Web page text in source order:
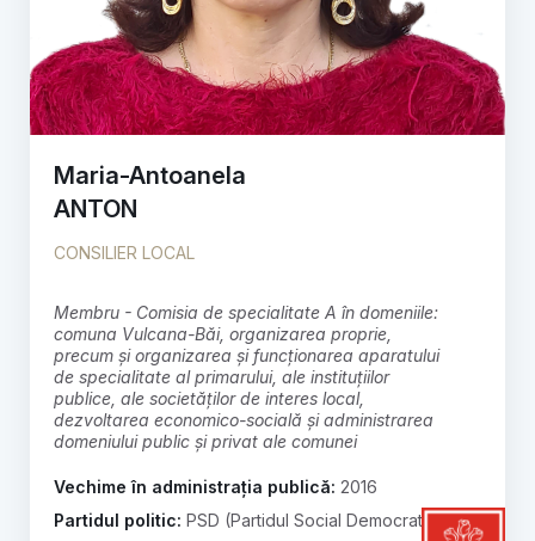
Maria-Antoanela
ANTON
CONSILIER LOCAL
membru - Comisia de specialitate A în domeniile:
comuna Vulcana-Băi, organizarea proprie,
precum și organizarea și funcționarea aparatului
de specialitate al primarului, ale instituțiilor
publice, ale societăților de interes local,
dezvoltarea economico-socială și administrarea
domeniului public și privat ale comunei
Vechime în administrația publică: 2016
Partidul politic: PSD (Partidul Social Democrat)